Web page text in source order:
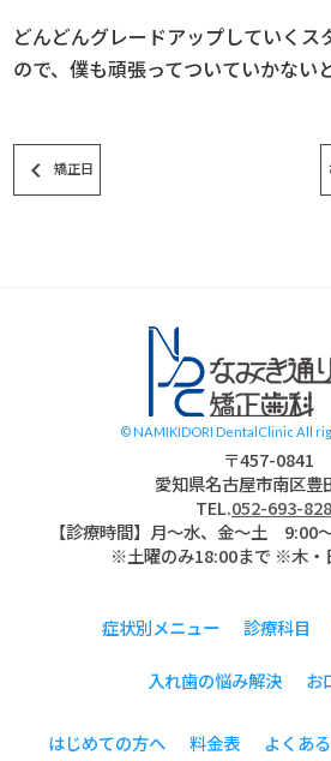
どんどんグレードアップしていくス
ので、僕も頑張ってついていかない
keyboard_arrow_left 矯正日
© NAMIKIDORI DentalClinic All
〒457-0841
愛知県名古屋市南区豊
TEL.052-693-
【診療時間】月〜水、金～土 9:00
※土曜のみ18:00まで ※木・
症状別メニュー 診療科目
入れ歯の悩み解決 お
はじめての方へ 料金表 よくあ